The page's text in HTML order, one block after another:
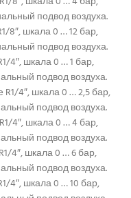
подвод воздуха.
8″, шкала 0 … 12 бар,
подвод воздуха.
4″, шкала 0 … 1 бар,
подвод воздуха.
4″, шкала 0 … 2,5 бар,
подвод воздуха.
4″, шкала 0 … 4 бар,
подвод воздуха.
4″, шкала 0 … 6 бар,
подвод воздуха.
4″, шкала 0 … 10 бар,